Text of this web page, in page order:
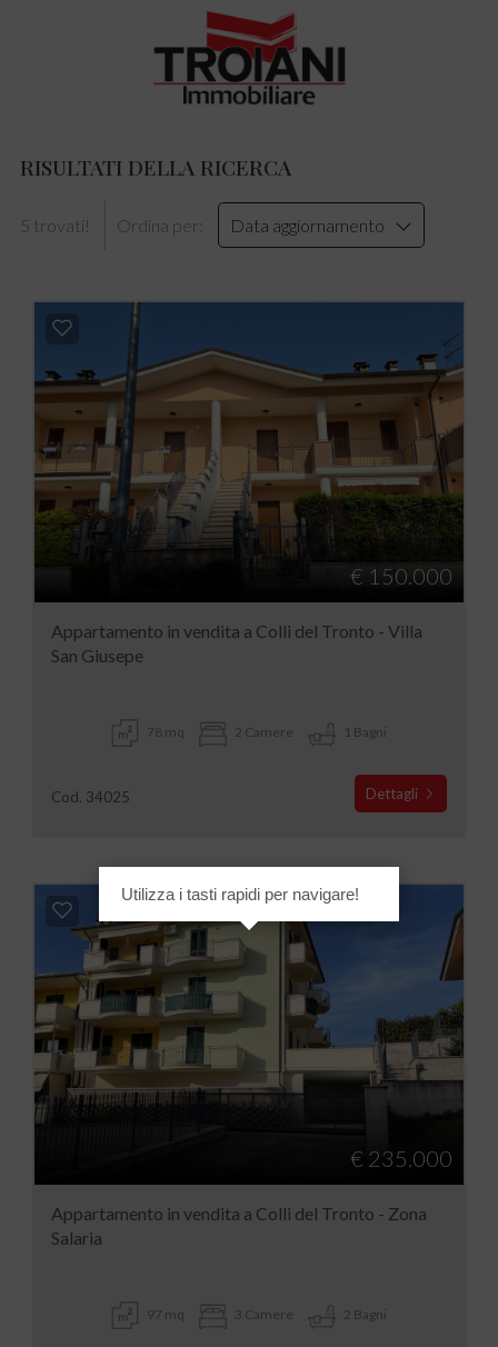
RISULTATI DELLA RICERCA
5 trovati! Ordina per: Data aggiornamento
€ 150.000
Appartamento in vendita a Colli del Tronto - Villa
San Giusepe
78 mq 2 Camere 1 Bagni
Cod. 34025 Dettagli
€ 235.000
Appartamento in vendita a Colli del Tronto - Zona
Salaria
97 mq 3 Camere 2 Bagni
Utilizza i tasti rapidi per navigare!